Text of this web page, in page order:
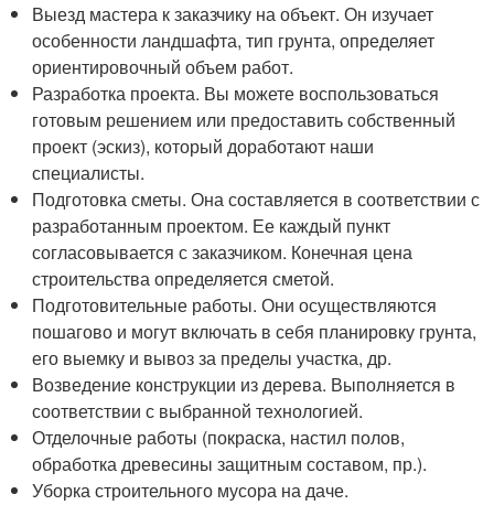
Выезд мастера к заказчику на объект. Он изучает
особенности ландшафта, тип грунта, определяет
ориентировочный объем работ.
Разработка проекта. Вы можете воспользоваться
готовым решением или предоставить собственный
проект (эскиз), который доработают наши
специалисты.
Подготовка сметы. Она составляется в соответствии с
разработанным проектом. Ее каждый пункт
согласовывается с заказчиком. Конечная цена
строительства определяется сметой.
Подготовительные работы. Они осуществляются
пошагово и могут включать в себя планировку грунта,
его выемку и вывоз за пределы участка, др.
Возведение конструкции из дерева. Выполняется в
соответствии с выбранной технологией.
Отделочные работы (покраска, настил полов,
обработка древесины защитным составом, пр.).
Уборка строительного мусора на даче.